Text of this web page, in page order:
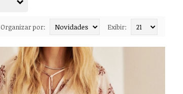
Exibir:
Organizar por: